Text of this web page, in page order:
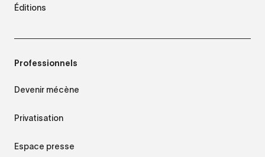
Éditions
Professionnels
Devenir mécène
Privatisation
Espace presse